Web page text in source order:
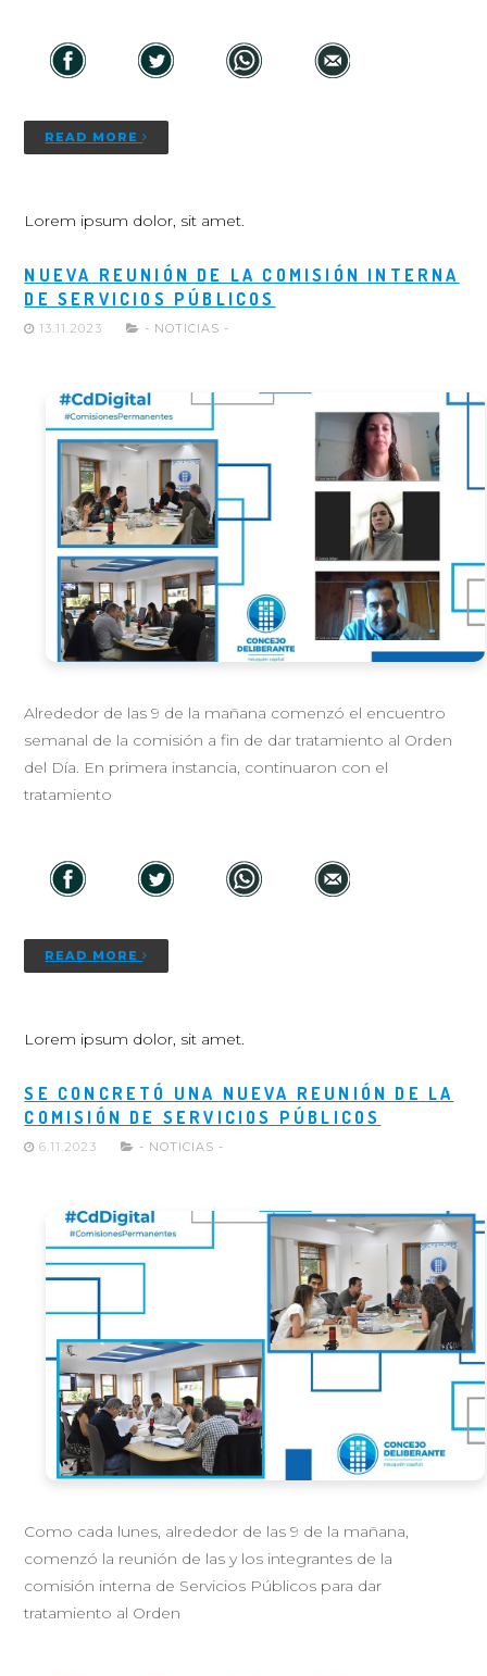
READ MORE
Lorem ipsum dolor, sit amet.
NUEVA REUNIÓN DE LA COMISIÓN INTERNA
DE SERVICIOS PÚBLICOS
13.11.2023 - NOTICIAS -
Alrededor de las 9 de la mañana comenzó el encuentro
semanal de la comisión a fin de dar tratamiento al Orden
del Día. En primera instancia, continuaron con el
tratamiento
READ MORE
Lorem ipsum dolor, sit amet.
SE CONCRETÓ UNA NUEVA REUNIÓN DE LA
COMISIÓN DE SERVICIOS PÚBLICOS
6.11.2023 - NOTICIAS -
Como cada lunes, alrededor de las 9 de la mañana,
comenzó la reunión de las y los integrantes de la
comisión interna de Servicios Públicos para dar
tratamiento al Orden